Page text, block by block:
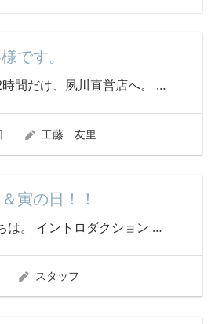
です。
間だけ、夙川直営店へ。 …
工藤 友里
寅の日！！
は。 イントロダクション …
スタッフ